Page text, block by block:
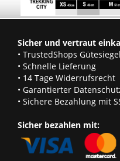
Sicher und vertraut
• TrustedShops Gütesiegel
• Schnelle Lieferung
• 14 Tage Widerrufsrecht
• Garantierter
• Sichere Bezahlung mit
Sicher bezahlen mit: